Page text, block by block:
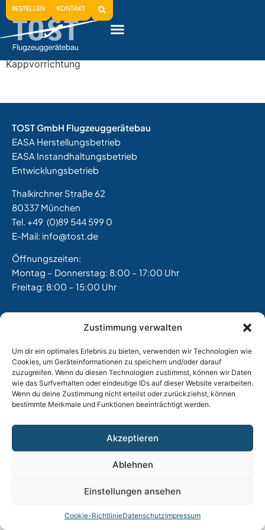
Zustimmung verwalten
Um dir ein optimales Erlebnis zu bieten, verwenden wir Technologien wie
Cookies, um Geräteinformationen zu speichern und/oder darauf
zuzugreifen. Wenn du diesen Technologien zustimmst, können wir Daten
wie das Surfverhalten oder eindeutige IDs auf dieser Website verarbeiten.
Wenn du deine Zustimmung nicht erteilst oder zurückziehst, können
bestimmte Merkmale und Funktionen beeinträchtigt werden.
Akzeptieren
Ablehnen
Einstellungen ansehen
Cookie-RichtlinieDatenschutzImpressum
BESTELLEN KONTAKT
1992
Tost-Produktion der Schleppseileinziehwinde mit
Kappvorrichtung
TOST GmbH Flugzeuggerätebau
EASA Herstellungsbetrieb
EASA Instandhaltungsbetrieb
Entwicklungsbetrieb
Thalkirchner Straße 62
80337 München
Tel. +49 (0)89 544 599 0
E-Mail: info@tost.de
Öffnungszeiten:
Montag – Donnerstag: 8:00 – 17:00 Uhr
Freitag: 8:00 – 15:00 Uhr
Datenschutz |AGB